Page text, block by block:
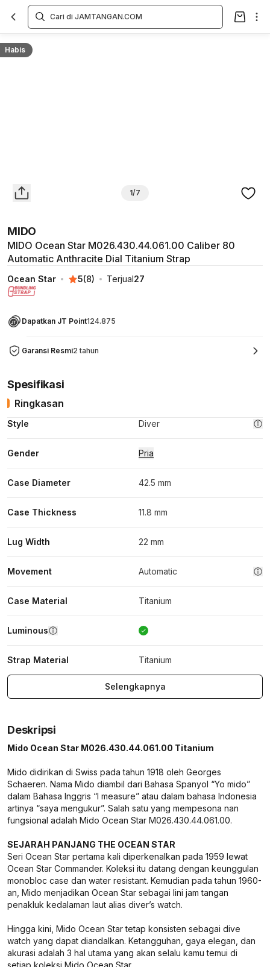
Habis
1/7
MIDO
MIDO Ocean Star M026.430.44.061.00 Caliber 80
Automatic Anthracite Dial Titanium Strap
Ocean Star 5(8) Terjual27
Dapatkan JT Point124.875
Garansi Resmi2 tahun
Overview
Spesifikasi
Ringkasan
Style Diver
Gender Pria
Case Diameter 42.5 mm
Case Thickness 11.8 mm
Lug Width 22 mm
Movement Automatic
Case Material Titanium
Luminous
Strap Material Titanium
Selengkapnya
Deskripsi
Mido Ocean Star M026.430.44.061.00 Titanium
Mido didirikan di Swiss pada tahun 1918 oleh Georges
Schaeren. Nama Mido diambil dari Bahasa Spanyol “Yo mido”
dalam Bahasa Inggris “I measure” atau dalam bahasa Indonesia
artinya “saya mengukur”. Salah satu yang mempesona nan
fungsional adalah Mido Ocean Star M026.430.44.061.00.
SEJARAH PANJANG THE OCEAN STAR
Seri Ocean Star pertama kali diperkenalkan pada 1959 lewat
Ocean Star Commander. Koleksi itu datang dengan keunggulan
monobloc case dan water resistant. Kemudian pada tahun 1960-
an, Mido menjadikan Ocean Star sebagai lini jam tangan
penakluk kedalaman laut alias diver’s watch.
Hingga kini, Mido Ocean Star tetap konsisten sebagai dive
watch yang dapat diandalkan. Ketangguhan, gaya elegan, dan
akurasi adalah 3 hal utama yang akan selalu kamu temui di
setiap koleksi Mido Ocean Star.